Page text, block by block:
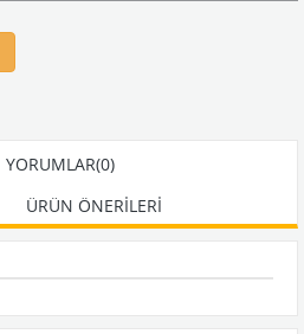
YORUMLAR(0)
ÜRÜN ÖNERILERI